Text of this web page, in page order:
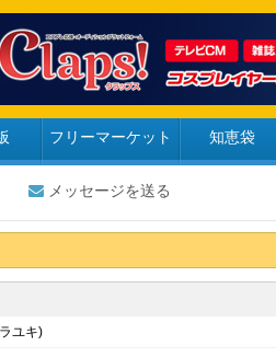
フリーマーケット 知恵袋
メッセージを送る
ユキ)